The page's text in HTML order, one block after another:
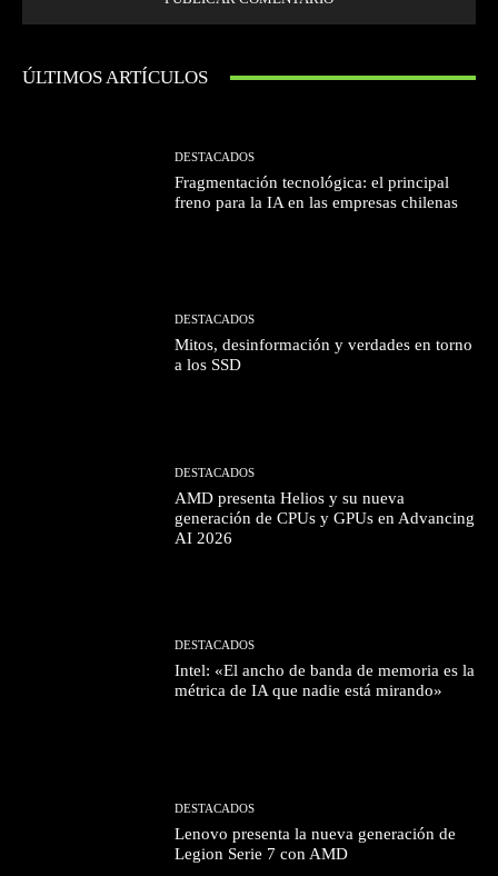
ÚLTIMOS ARTÍCULOS
DESTACADOS
Fragmentación tecnológica: el principal
freno para la IA en las empresas chilenas
DESTACADOS
Mitos, desinformación y verdades en torno
a los SSD
DESTACADOS
AMD presenta Helios y su nueva
generación de CPUs y GPUs en Advancing
AI 2026
DESTACADOS
Intel: «El ancho de banda de memoria es la
métrica de IA que nadie está mirando»
DESTACADOS
Lenovo presenta la nueva generación de
Legion Serie 7 con AMD